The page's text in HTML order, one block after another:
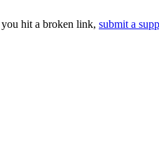
hit a broken link, submit a